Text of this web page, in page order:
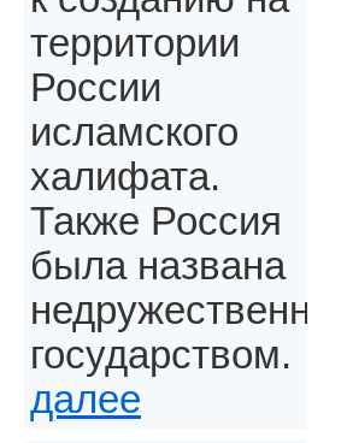
территории
России
исламского
халифата.
Также Россия
была названа
недружественным
государством.
далее